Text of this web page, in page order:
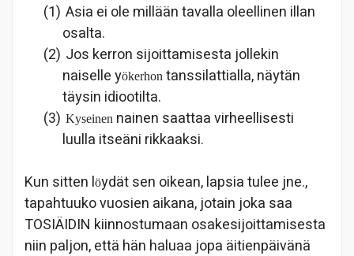
(1) Asia ei ole millään tavalla oleellinen illan
osalta.
(2) Jos kerron sijoittamisesta jollekin
naiselle yökerhon tanssilattialla, näytän
täysin idiootilta.
(3) Kyseinen nainen saattaa virheellisesti
luulla itseäni rikkaaksi.
Kun sitten löydät sen oikean, lapsia tulee jne.,
tapahtuuko vuosien aikana, jotain joka saa
TOSIÄIDIN kiinnostumaan osakesijoittamisesta
niin paljon, että hän haluaa jopa äitienpäivänä